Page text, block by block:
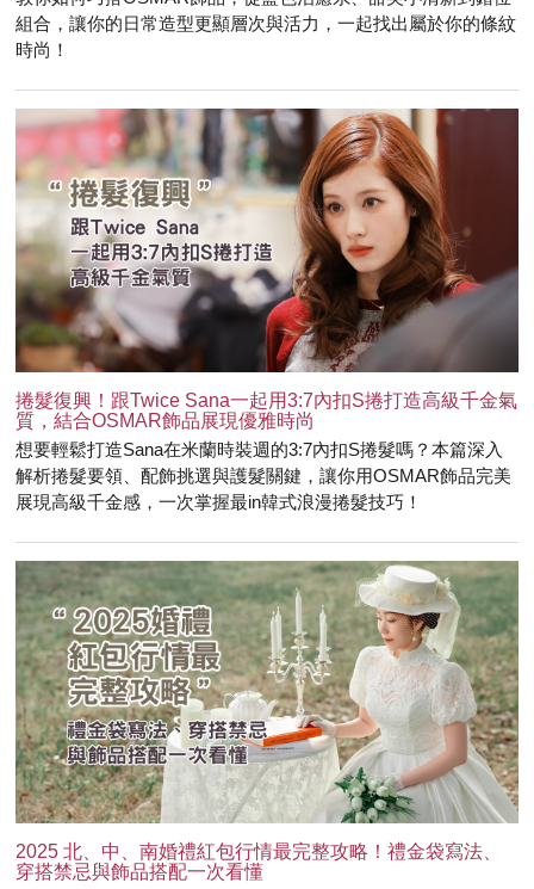
組合，讓你的日常造型更顯層次與活力，一起找出屬於你的條紋
時尚！
捲髮復興！跟Twice Sana一起用3:7內扣S捲打造高級千金氣
質，結合OSMAR飾品展現優雅時尚
想要輕鬆打造Sana在米蘭時裝週的3:7內扣S捲髮嗎？本篇深入
解析捲髮要領、配飾挑選與護髮關鍵，讓你用OSMAR飾品完美
展現高級千金感，一次掌握最in韓式浪漫捲髮技巧！
2025 北、中、南婚禮紅包行情最完整攻略！禮金袋寫法、
穿搭禁忌與飾品搭配一次看懂